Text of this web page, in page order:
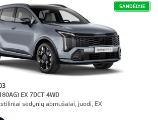
SANDĖLYJE
EX 7DCT 4WD
sėdynių apmušalai, juodi, EX